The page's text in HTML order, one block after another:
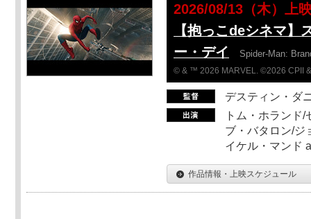
2026/08/13（木）上
【抱っこdeシネマ】
ー・デイ
Spider-Man:
© & ™ 2026 MARVEL. ©2026 CPII
デスティン・ダ
トム・ホランド
ブ・バタロン/ジ
イケル・マンド
作品情報・上映スケジュール